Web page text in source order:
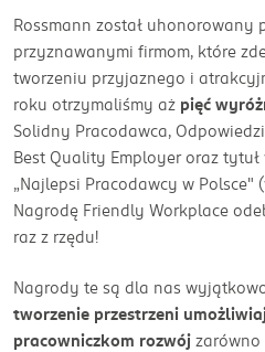
Rossmann został uhonorowany
przyznawanymi firmom, które
tworzeniu przyjaznego i
roku otrzymaliśmy aż pięć
Solidny Pracodawca,
Best Quality Employer oraz
„Najlepsi Pracodawcy w Polsce"
Nagrodę Friendly Workplace
raz z rzędu!
Nagrody te są dla nas
tworzenie przestrzeni
pracowniczkom rozwój zarówno